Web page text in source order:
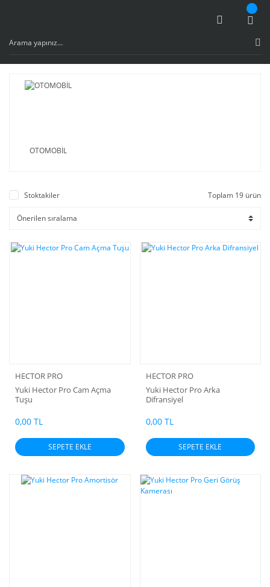
OTOMOBİL
Stoktakiler Toplam 19 ürün
HECTOR PRO
Yuki Hector Pro Cam Açma
Tuşu
0,00 TL
SEPETE EKLE
HECTOR PRO
Yuki Hector Pro Arka
Difransiyel
0,00 TL
SEPETE EKLE